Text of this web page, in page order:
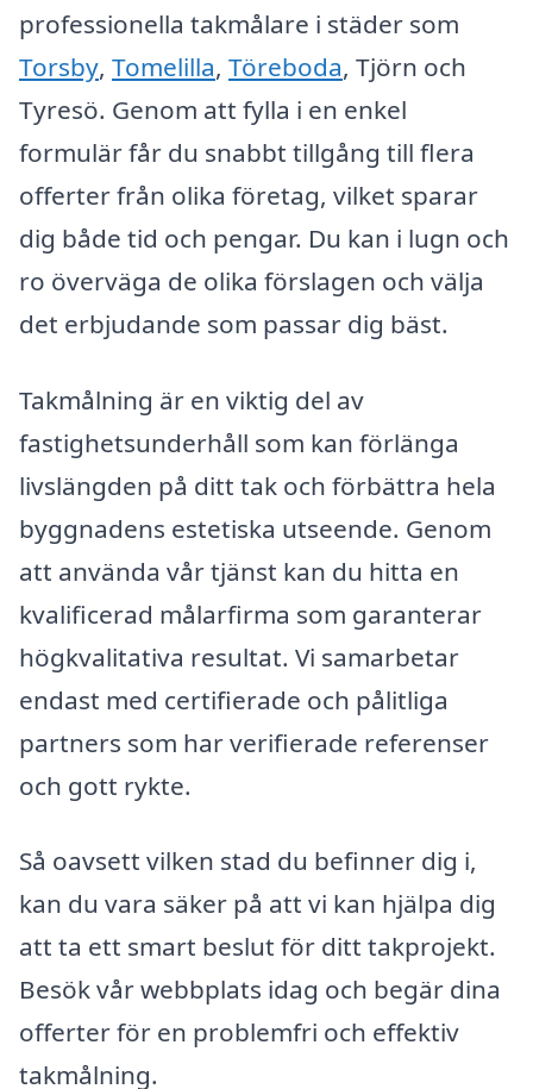
professionella takmålare i städer som
Torsby, Tomelilla, Töreboda, Tjörn och
Tyresö. Genom att fylla i en enkel
formulär får du snabbt tillgång till flera
offerter från olika företag, vilket sparar
dig både tid och pengar. Du kan i lugn och
ro överväga de olika förslagen och välja
det erbjudande som passar dig bäst.
Takmålning är en viktig del av
fastighetsunderhåll som kan förlänga
livslängden på ditt tak och förbättra hela
byggnadens estetiska utseende. Genom
att använda vår tjänst kan du hitta en
kvalificerad målarfirma som garanterar
högkvalitativa resultat. Vi samarbetar
endast med certifierade och pålitliga
partners som har verifierade referenser
och gott rykte.
Så oavsett vilken stad du befinner dig i,
kan du vara säker på att vi kan hjälpa dig
att ta ett smart beslut för ditt takprojekt.
Besök vår webbplats idag och begär dina
offerter för en problemfri och effektiv
takmålning.